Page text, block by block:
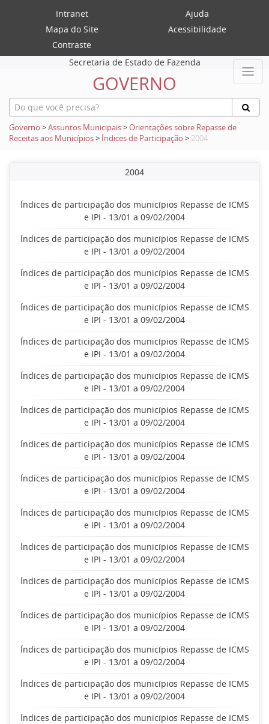
Intranet
Ajuda
Mapa do Site
Acessibilidade
Contraste
Secretaria de Estado de Fazenda
GOVERNO
Governo >Assuntos Municipais>Orientações sobre Repasse de
Receitas aos Municípios> Índices de Participação > 2004
2004
Índices de participação dos municípios Repasse de ICMS
e IPI - 13/01 a 09/02/2004
Índices de participação dos municípios Repasse de ICMS
e IPI - 13/01 a 09/02/2004
Índices de participação dos municípios Repasse de ICMS
e IPI - 13/01 a 09/02/2004
Índices de participação dos municípios Repasse de ICMS
e IPI - 13/01 a 09/02/2004
Índices de participação dos municípios Repasse de ICMS
e IPI - 13/01 a 09/02/2004
Índices de participação dos municípios Repasse de ICMS
e IPI - 13/01 a 09/02/2004
Índices de participação dos municípios Repasse de ICMS
e IPI - 13/01 a 09/02/2004
Índices de participação dos municípios Repasse de ICMS
e IPI - 13/01 a 09/02/2004
Índices de participação dos municípios Repasse de ICMS
e IPI - 13/01 a 09/02/2004
Índices de participação dos municípios Repasse de ICMS
e IPI - 13/01 a 09/02/2004
Índices de participação dos municípios Repasse de ICMS
e IPI - 13/01 a 09/02/2004
Índices de participação dos municípios Repasse de ICMS
e IPI - 13/01 a 09/02/2004
Índices de participação dos municípios Repasse de ICMS
e IPI - 13/01 a 09/02/2004
Índices de participação dos municípios Repasse de ICMS
e IPI - 13/01 a 09/02/2004
Índices de participação dos municípios Repasse de ICMS
e IPI - 13/01 a 09/02/2004
Índices de participação dos municípios Repasse de ICMS